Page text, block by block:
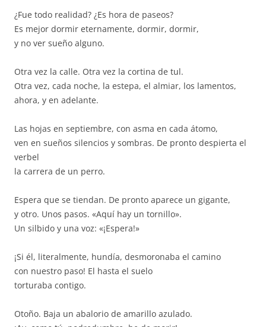
¿Fue todo realidad? ¿Es hora de paseos?
Es mejor dormir eternamente, dormir, dormir,
y no ver sueño alguno.
Otra vez la calle. Otra vez la cortina de tul.
Otra vez, cada noche, la estepa, el almiar, los lamentos,
ahora, y en adelante.
Las hojas en septiembre, con asma en cada átomo,
ven en sueños silencios y sombras. De pronto despierta el
verbel
la carrera de un perro.
Espera que se tiendan. De pronto aparece un gigante,
y otro. Unos pasos. «Aquí hay un tornillo».
Un silbido y una voz: «¡Espera!»
¡Si él, literalmente, hundía, desmoronaba el camino
con nuestro paso! El hasta el suelo
torturaba contigo.
Otoño. Baja un abalorio de amarillo azulado.